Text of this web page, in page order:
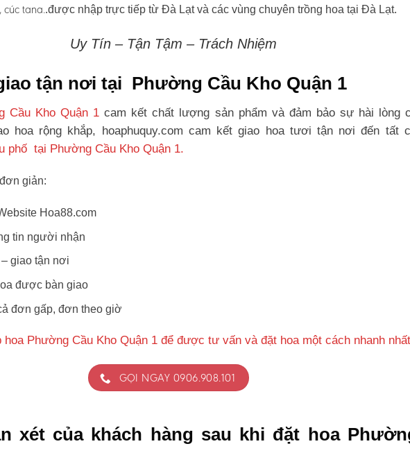
cúc tana..được nhập trực tiếp từ Đà Lạt và các vùng chuyên trồng hoa tại Đà Lạt.
Uy Tín – Tận Tậm – Trách Nhiệm
tận nơi tại Phường Cầu Kho Quận 1
Cầu Kho Quận 1 cam kết chất lượng sản phẩm và đảm bảo sự hài lòng
hoa rộng khắp, hoaphuquy.com cam kết giao hoa tươi tận nơi đến tất
phố tại Phường Cầu Kho Quận 1.
giản:
Hoa88.com
tin người nhận
giao tận nơi
được bàn giao
đơn gấp, đơn theo giờ
hoa Phường Cầu Kho Quận 1 để được tư vấn và đặt hoa một cách nhanh
GỌI NGAY 0906.908.101
xét của khách hàng sau khi đặt hoa